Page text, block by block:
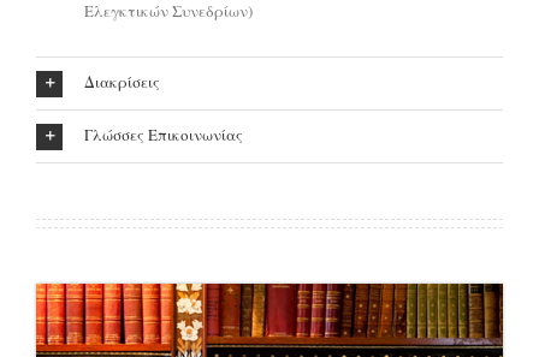
Ελεγκτικών Συνεδρίων)
Διακρίσεις
Γλώσσες Επικοινωνίας